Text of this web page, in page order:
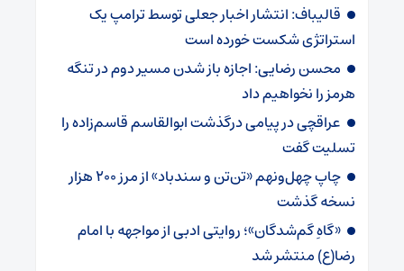
قالیباف: انتشار اخبار جعلی توسط ترامپ یک
استراتژی شکست خورده است
محسن رضایی: اجازه باز شدن مسیر دوم در تنگه
هرمز را نخواهیم داد
عراقچی در پیامی درگذشت ابوالقاسم قاسم‌زاده را
تسلیت گفت
چاپ چهل‌ونهم «تن‌تن و سندباد» از مرز ۲۰۰ هزار
نسخه گذشت
«گاهِ گم‌شدگان»؛ روایتی ادبی از مواجهه با امام
رضا(ع) منتشر شد